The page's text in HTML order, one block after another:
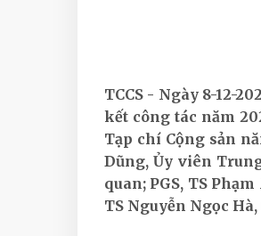
TCCS - Ngày 8-12-
kết công tác năm
Tạp chí Cộng sản
Dũng, Ủy viên
quan; PGS, TS
TS Nguyễn Ngọc